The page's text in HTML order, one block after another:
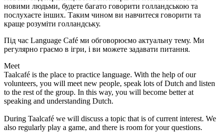
новими людьми, будете багато говорити голландською та
послухаєте інших. Таким чином ви навчитеся говорити та
краще розуміти голландську.
Під час Language Café ми обговорюємо актуальну тему. Ми
регулярно граємо в ігри, і ви можете задавати питання.
Meet
Taalcafé is the place to practice language. With the help of our
volunteers, you will meet new people, speak lots of Dutch and listen
to the rest of the group. In this way, you will become better at
speaking and understanding Dutch.
During Taalcafé we will discuss a topic that is of current interest. We
also regularly play a game, and there is room for your questions.